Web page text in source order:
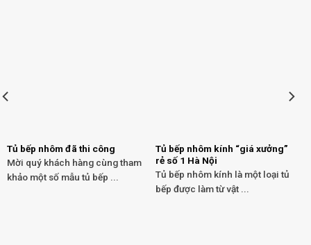
Tủ bếp nhôm đã thi công
Mời quý khách hàng cùng tham
khảo một số mẫu tủ bếp ...
Tủ bếp nhôm kính “giá xưởng”
rẻ số 1 Hà Nội
Tủ bếp nhôm kính là một loại tủ
bếp được làm từ vật ...